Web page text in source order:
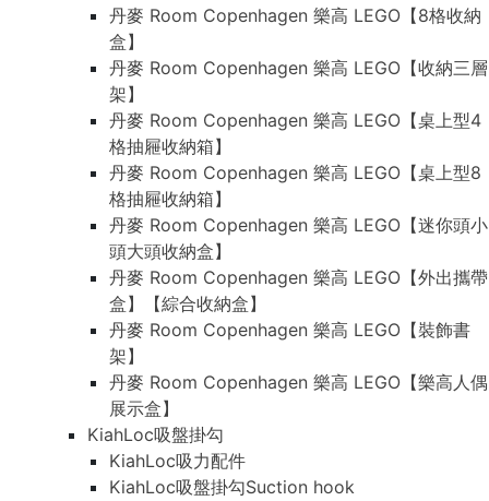
丹麥 Room Copenhagen 樂高 LEGO【8格收納
盒】
丹麥 Room Copenhagen 樂高 LEGO【收納三層
架】
丹麥 Room Copenhagen 樂高 LEGO【桌上型4
格抽屜收納箱】
丹麥 Room Copenhagen 樂高 LEGO【桌上型8
格抽屜收納箱】
丹麥 Room Copenhagen 樂高 LEGO【迷你頭小
頭大頭收納盒】
丹麥 Room Copenhagen 樂高 LEGO【外出攜帶
盒】【綜合收納盒】
丹麥 Room Copenhagen 樂高 LEGO【裝飾書
架】
丹麥 Room Copenhagen 樂高 LEGO【樂高人偶
展示盒】
KiahLoc吸盤掛勾
KiahLoc吸力配件
KiahLoc吸盤掛勾Suction hook